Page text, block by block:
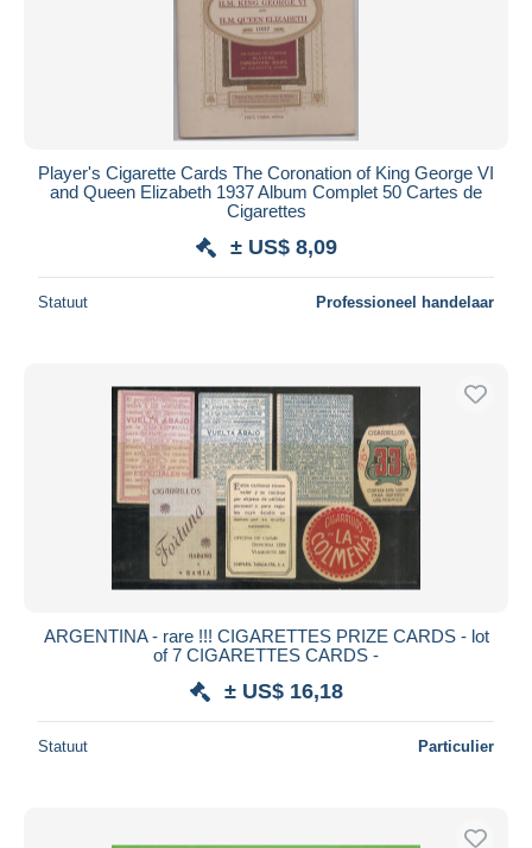
Player's Cigarette Cards The Coronation of King George VI
and Queen Elizabeth 1937 Album Complet 50 Cartes de
Cigarettes
± US$ 8,09
Statuut Professioneel handelaar
ARGENTINA - rare !!! CIGARETTES PRIZE CARDS - lot
of 7 CIGARETTES CARDS -
± US$ 16,18
Statuut Particulier